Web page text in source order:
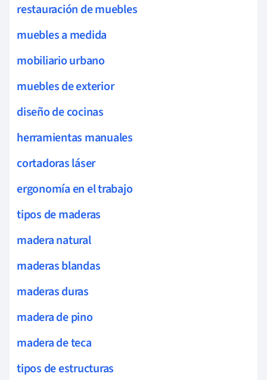
restauración de muebles
muebles a medida
mobiliario urbano
muebles de exterior
diseño de cocinas
herramientas manuales
cortadoras láser
ergonomía en el trabajo
tipos de maderas
madera natural
maderas blandas
maderas duras
madera de pino
madera de teca
tipos de estructuras